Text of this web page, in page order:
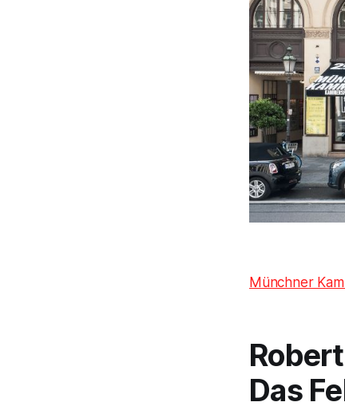
Münchner
Das